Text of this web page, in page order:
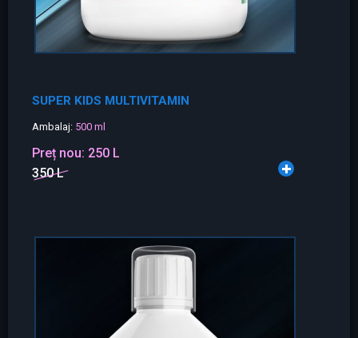
SUPER KIDS MULTIVITAMIN
Ambalaj: 500 ml
Preț nou: 250 L
350 L